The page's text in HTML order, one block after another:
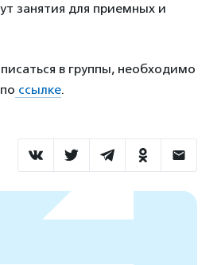
занятия для приемных и
в группы, необходимо
ссылке.